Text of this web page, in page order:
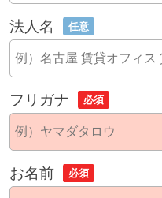
法人名 任意
フリガナ 必須
お名前 必須